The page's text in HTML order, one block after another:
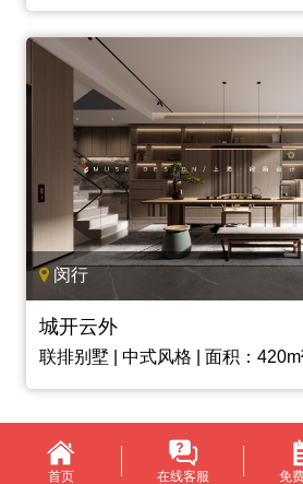
闵行
城开云外
联排别墅 | 中式风格 | 面积：
首页 在线客服 免